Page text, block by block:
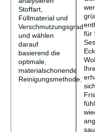
Stoffart,
Füllmaterial und
Verschmutzungsgrad
und wählen
darauf
basierend die
optimale,
materialschonende
Reinigungsmethode.
für